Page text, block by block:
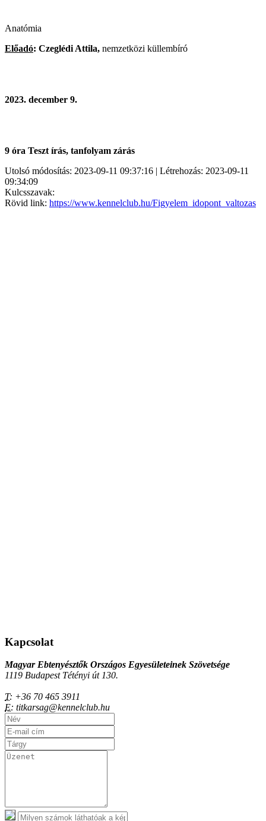
Anatómia
Előadó: Czeglédi Attila, nemzetközi küllembíró
2023. december 9.
9 óra Teszt írás, tanfolyam zárás
Utolsó módosítás: 2023-09-11 09:37:16 | Létrehozás: 2023-09-11
09:34:09
Kulcsszavak:
Rövid link: https://www.kennelclub.hu/Figyelem_idopont_valtozas
Kapcsolat
Magyar Ebtenyésztők Országos Egyesületeinek Szövetsége
1119 Budapest Tétényi út 130.
T: +36 70 465 3911
E: titkarsag@kennelclub.hu